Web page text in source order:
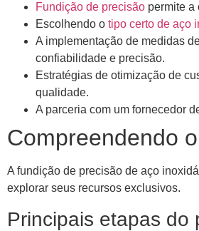
Fundição de precisão permite a
Escolhendo o tipo certo de aço
A implementação de medidas
confiabilidade e precisão.
Estratégias de otimização de
qualidade.
A parceria com um fornecedor
Compreendendo
A fundição de precisão de aço
explorar seus recursos exclusivos.
Principais etapas do